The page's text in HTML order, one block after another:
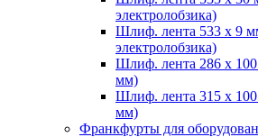
электролобзика)
Шлиф. лента 533 х 9
электролобзика)
Шлиф. лента 286 х
мм)
Шлиф. лента 315 х
мм)
Франкфурты для